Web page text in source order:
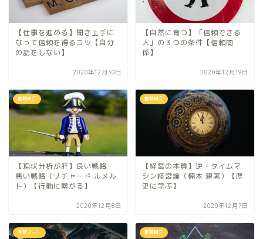
【仕事を進める】聞き上手に
なって信頼を得るコツ【自分
の話をしない】
2020年12月30日
【自然に育つ】「信頼できる
人」の３つの条件【信頼関
係】
2020年12月19日
書籍紹介
【現状分析が肝】良い戦略・
悪い戦略（リチャード ルメル
ト）【行動に繋がる】
2020年12月8日
書籍紹介
【経営の本質】逆・タイムマ
シン経営論（楠木 建著）【歴
史に学ぶ】
2020年12月7日
学習ノート 書籍紹介